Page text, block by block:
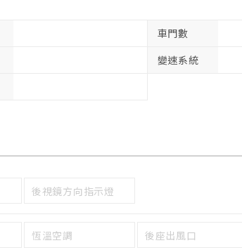
車門數
變速系統
後視鏡方向指示燈
恆溫空調 後座出風口